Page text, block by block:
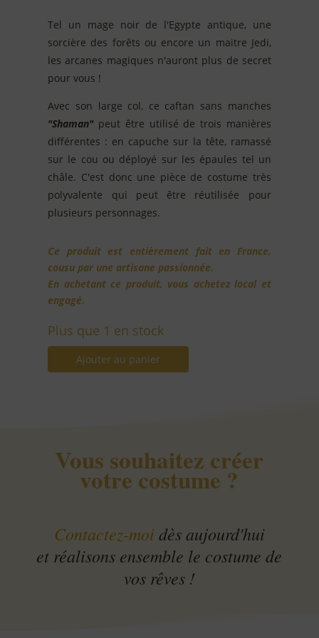
Tel un mage noir de l'Egypte antique, une
sorcière des forêts ou encore un maitre Jedi,
les arcanes magiques n'auront plus de secret
pour vous !
Avec son large col, ce caftan sans manches
"Shaman" peut être utilisé de trois manières
différentes : en capuche sur la tête, ramassé
sur le cou ou déployé sur les épaules tel un
châle. C'est donc une pièce de costume très
polyvalente qui peut être réutilisée pour
plusieurs personnages.
Ce produit est entièrement fait en France,
cousu par une artisane passionnée.
En achetant ce produit, vous achetez local et
engagé.
Plus que 1 en stock
Ajouter au panier
Vous souhaitez créer
votre costume ?
Contactez-moidès aujourd'hui
et réalisons ensemble le costume de
vos rêves !